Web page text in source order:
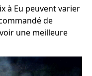
à Eu peuvent varier
de
une meilleure